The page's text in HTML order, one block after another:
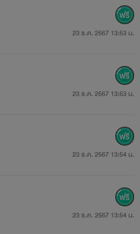
ลำบาก เพราะหนีหัวใจตัวเองไม่
กและเมียกลับคืน!
(พี่หมอธาม/พี่หมอเต)
ละกีดกันสารพัด จนต้องเลิกรา
พทย์หัวใจ เป็นเจ้าของบริษัท
23 ธ.ค. 2567 13:53 น.
23 ธ.ค. 2567 13:53 น.
23 ธ.ค. 2567 13:54 น.
23 ธ.ค. 2567 13:54 น.